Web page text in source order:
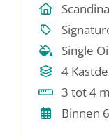
Single
4
3 tot 4
Binnen